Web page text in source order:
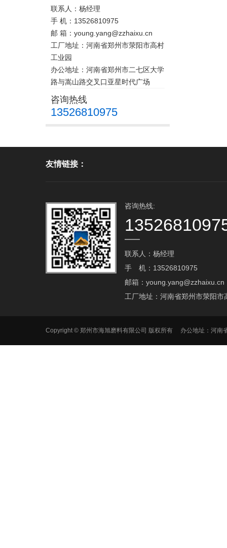
联系人：杨经理
手 机：13526810975
邮 箱：young.yang@zzhaixu.cn
工厂地址：河南省郑州市荥阳市高村
工业园
办公地址：河南省郑州市二七区大学
路与嵩山路交叉口亚星时代广场
咨询热线
13526810975
友情链接：
咨询热线:
联系人：杨经理
手 机：13526810975
邮箱：young.yang@zzhaixu.cn
工厂地址：河南省郑州市荥阳市
Copyright © 郑州市海旭磨料有限公司 版权所有 办公地址：河